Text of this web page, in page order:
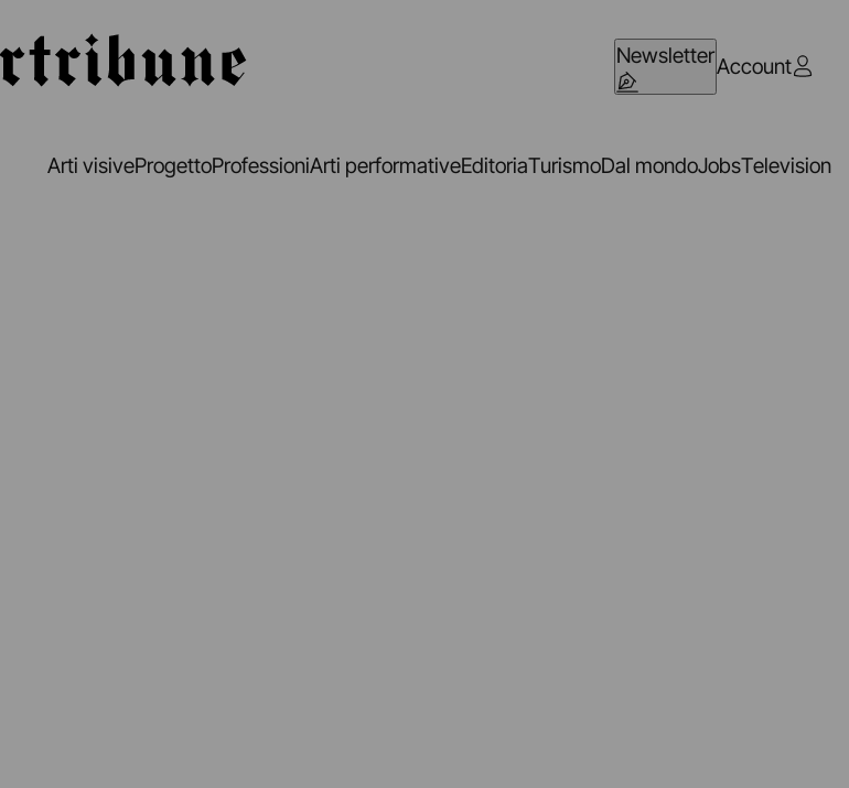
NewsletterAccount
Arti visiveProgettoProfessioniArti performativeEditoriaTurismoDal mondoJobsTelevision